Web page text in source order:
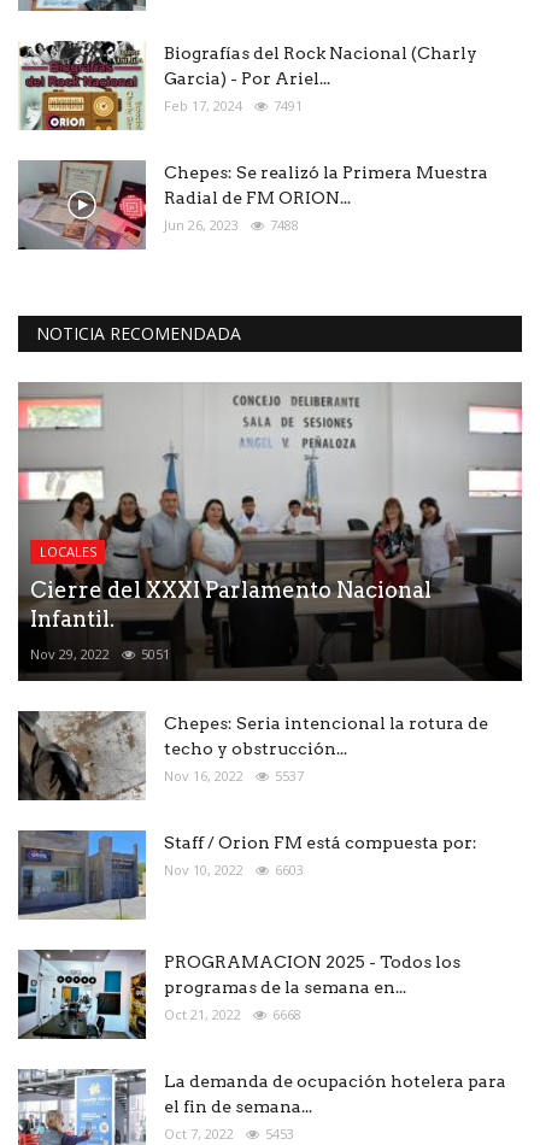
Biografías del Rock Nacional (Charly
Garcia) - Por Ariel...
Feb 17, 2024 7491
Chepes: Se realizó la Primera Muestra
Radial de FM ORION...
Jun 26, 2023 7488
NOTICIA RECOMENDADA
LOCALES
Cierre del XXXI Parlamento Nacional
Infantil.
Nov 29, 2022 5051
Chepes: Seria intencional la rotura de
techo y obstrucción...
Nov 16, 2022 5537
Staff / Orion FM está compuesta por:
Nov 10, 2022 6603
PROGRAMACION 2025 - Todos los
programas de la semana en...
Oct 21, 2022 6668
La demanda de ocupación hotelera para
el fin de semana...
Oct 7, 2022 5453